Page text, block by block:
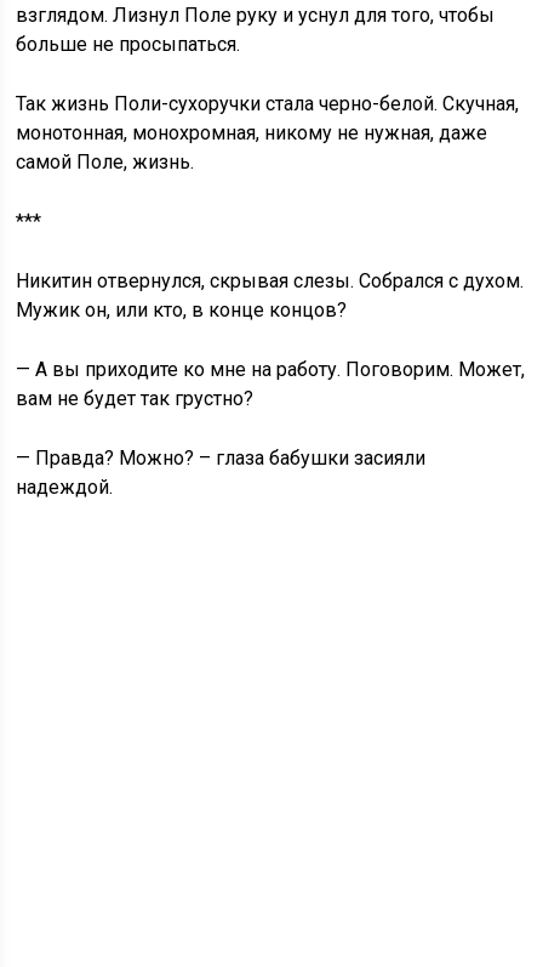
взглядом. Лизнул Поле руку и уснул для того, чтобы
больше не просыпаться.
Так жизнь Поли-сухоручки стала черно-белой. Скучная,
монотонная, монохромная, никому не нужная, даже
самой Поле, жизнь.
***
Никитин отвернулся, скрывая слезы. Собрался с духом.
Мужик он, или кто, в конце концов?
— А вы приходите ко мне на работу. Поговорим. Может,
вам не будет так грустно?
— Правда? Можно? – глаза бабушки засияли
надеждой.